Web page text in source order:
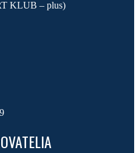
KLUB – plus)